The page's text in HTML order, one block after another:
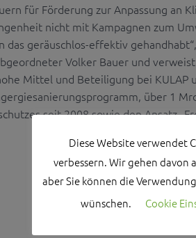
für Förderung zur Anpassung an
nicht mit Kampagnen zum
das geräuschlos-effektiv
Volker Bauer und
Mittel und Beteiligung bei KULAP
über 1
seit 2008 sowie den Ansatz
Diese Website verwendet
verbessern. Wir gehen davon
aber Sie können die
wünschen.
Cookie